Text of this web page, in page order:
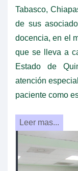
Tabasco,
de sus
docencia, en el
que se lleva a
Estado de
atención
paciente como
Leer mas...